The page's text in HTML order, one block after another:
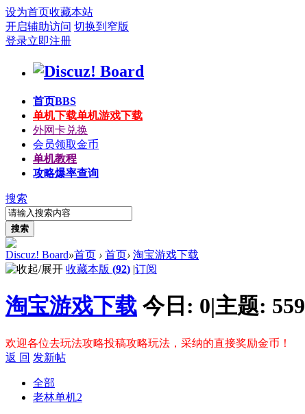
设为首页收藏本站
开启辅助访问 切换到窄版
登录立即注册
首页BBS
单机下载单机游戏下载
外网卡兑换
会员领取金币
单机教程
攻略爆率查询
搜索
搜索
Discuz! Board»首页 › 首页› 淘宝游戏下载
收藏本版 (92) |订阅
淘宝游戏下载 今日: 0|主题: 559
欢迎各位去玩法攻略投稿攻略玩法，采纳的直接奖励金币！
返 回 发新帖
全部
老林单机2